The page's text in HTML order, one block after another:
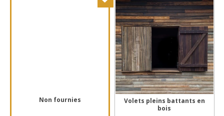
Non fournies
Volets pleins battants en
bois